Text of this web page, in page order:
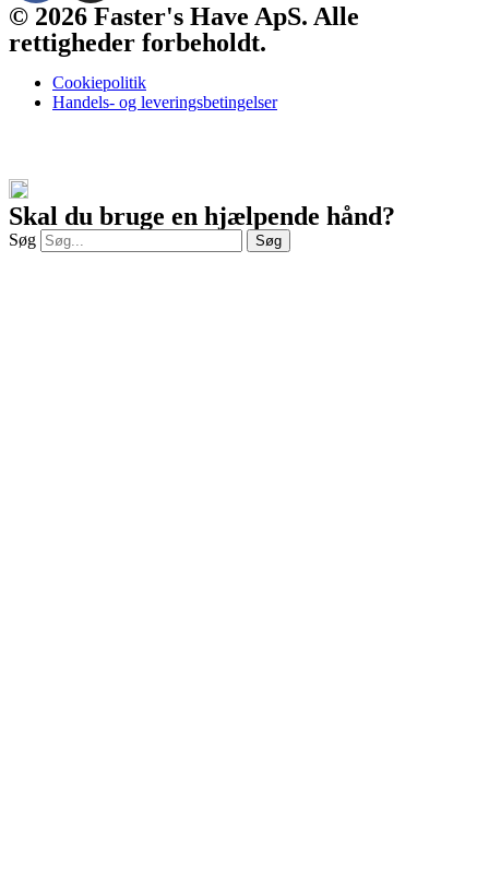
© 2026 Faster's Have ApS. Alle
rettigheder forbeholdt.
Cookiepolitik
Handels- og leveringsbetingelser
Skal du bruge en hjælpende hånd?
Søg Søg